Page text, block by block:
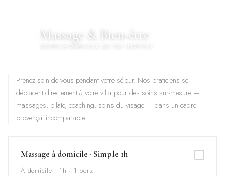
Massage & Bien-être
Prenez soin de vous pendant votre séjour. Nos praticiens se
déplacent directement à votre villa pour des soins sur-mesure —
massages, pilate, coaching, soins du visage — dans un cadre
provençal incomparable.
Massage à domicile · Simple 1h
À domicile · 1h · 1 pers.